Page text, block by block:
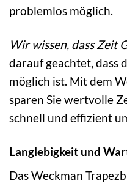
problemlos möglich.
Wir wissen, dass Zeit
darauf geachtet, dass
möglich ist. Mit dem
sparen Sie wertvolle
schnell und effizient
Langlebigkeit und
Das Weckman